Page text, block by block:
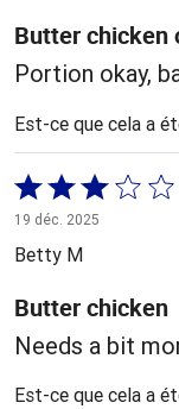
Butter chicken
Portion okay,
Est-ce que cela a
Coté
3 sur
5
19 déc. 2025
Betty M
Butter chicken
Needs a bit
Est-ce que cela a